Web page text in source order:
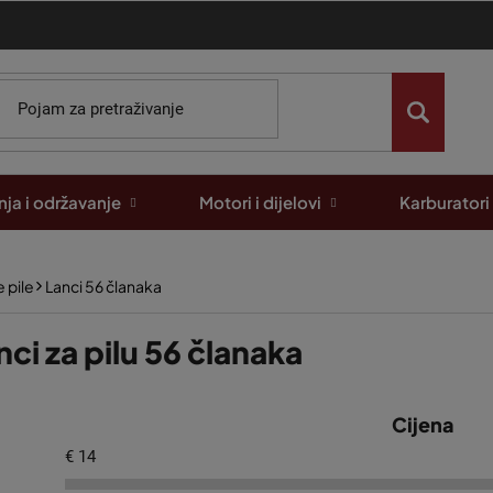
i održavanje Motori i dijelovi Karburatori
pile Lanci 56 članaka
za pilu 56 članaka
Cijena
€ 14